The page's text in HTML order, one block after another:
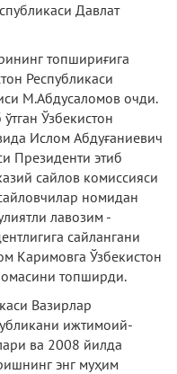
Давлат
топшириғига
Республикаси
М.Абдусаломов очди.
Ўзбекистон
Ислом Абдуғаниевич
Президенти этиб
сайлов комиссияси
номидан
лавозим -
сайлангани
Каримовга Ўзбекистон
топширди.
Вазирлар
ижтимоий-
ва 2008 йилда
энг муҳим